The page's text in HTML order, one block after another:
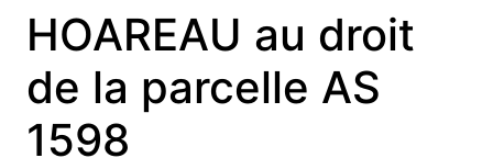
HOAREAU au droit
de la parcelle AS
1598